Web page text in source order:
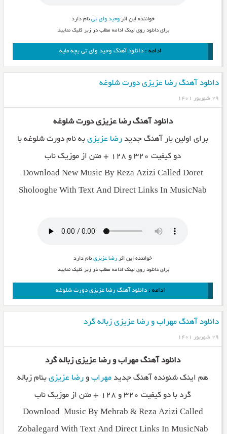
خواننده این اثروحید وای تی نام دارد
برای دانلود روی لینک ادامه مطلب در زیر کلیک نمایید.
ادامه :دانلود آهنگ وحید وای تی بچه مایه
دانلود آهنگ رضا عزیزی دورت شلوغه
۲۹ شهریور ۱۴۰۱
دانلود آهنگ رضا عزیزی دورت شلوغه
برای اولین بار آهنگ جدید رضا عزیزیبه نام دورت شلوغه با
دو کیفیت ۳۲۰ و ۱۲۸ + متن از موزیک ناب
Download New Music By Reza Azizi Called Doret
Sholooghe With Text And Direct Links In MusicNab
خواننده این اثر رضا عزیزینام دارد
برای دانلود روی لینک ادامه مطلب در زیر کلیک نمایید.
ادامه :دانلود آهنگ رضا عزیزی دورت شلوغه
دانلود آهنگ مهراب و رضا عزیزی زباله گرد
۲۹ شهریور ۱۴۰۱
دانلود آهنگ مهراب و رضا عزیزی زباله گرد
هم اینک شنونده آهنگ جدید مهرابو رضا عزیزیبنام زباله
گرد با دو کیفیت ۳۲۰ و ۱۲۸ + متن از موزیک ناب
Download Music By Mehrab & Reza Azizi Called
Zobalegard With Text And Direct Links In MusicNab